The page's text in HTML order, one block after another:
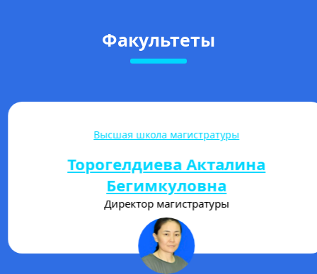
Факультеты
Высшая школа магистратуры
Торогелдиева Акталина
Бегимкуловна
Директор магистратуры